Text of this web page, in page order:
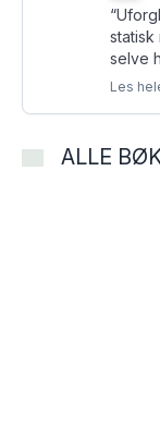
“
statisk
selve
Les
ALLE